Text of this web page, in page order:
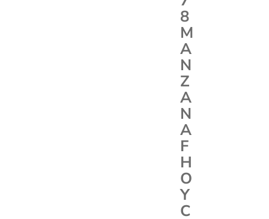
8
M
A
N
Z
A
N
A
F
H
O
Y
C